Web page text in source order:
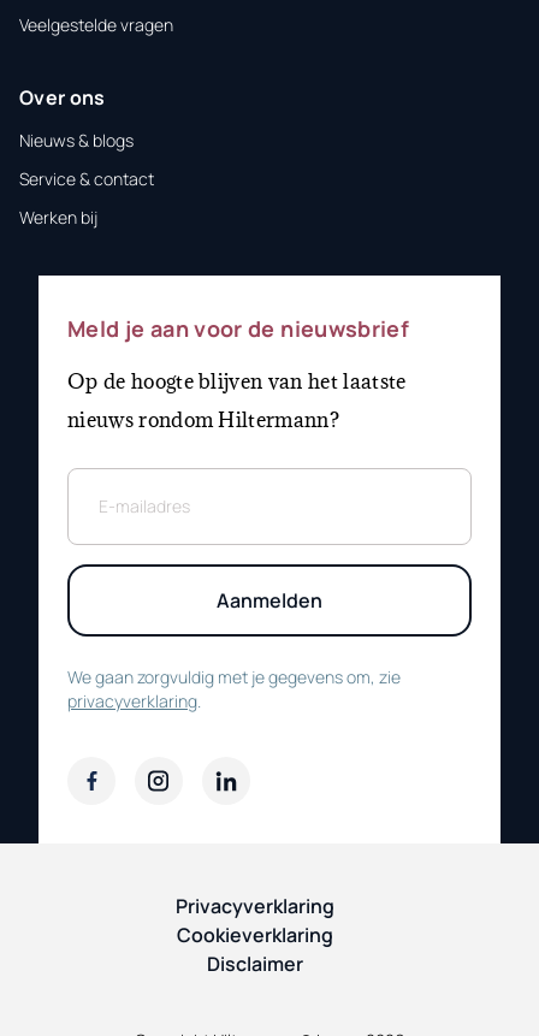
Veelgestelde vragen
Over ons
Nieuws & blogs
Service & contact
Werken bij
Meld je aan voor de nieuwsbrief
Op de hoogte blijven van het laatste
nieuws rondom Hiltermann?
Aanmelden
We gaan zorgvuldig met je gegevens om, zie
privacyverklaring.
Privacyverklaring
Cookieverklaring
Disclaimer